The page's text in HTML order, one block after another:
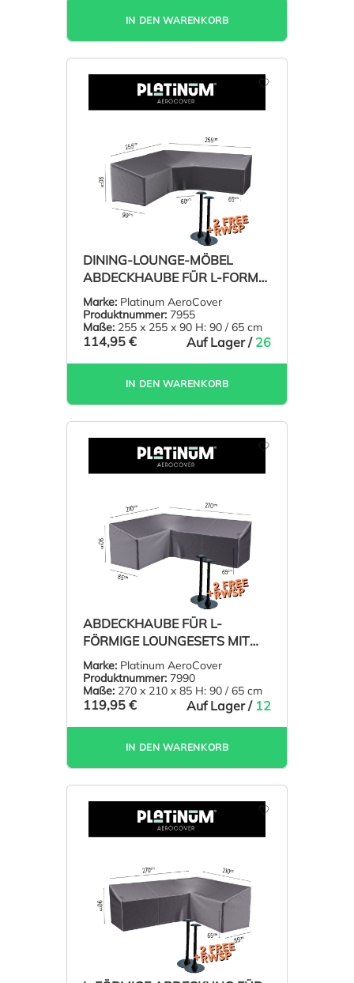
IN DEN WARENKORB
DINING-LOUNGE-MÖBEL
ABDECKHAUBE FÜR L-FORM
ECKSOFA 255 X 255 H: 90/65
CM
Marke: Platinum AeroCover
Produktnummer: 7955
Maße: 255 x 255 x 90 H: 90 / 65 cm
114,95 € Auf Lager / 26
IN DEN WARENKORB
ABDECKHAUBE FÜR L-
FÖRMIGE LOUNGESETS MIT
HOHER RÜCKENLEHNE 270 X
210 H: 90/65 CM
Marke: Platinum AeroCover
Produktnummer: 7990
Maße: 270 x 210 x 85 H: 90 / 65 cm
119,95 € Auf Lager / 12
IN DEN WARENKORB